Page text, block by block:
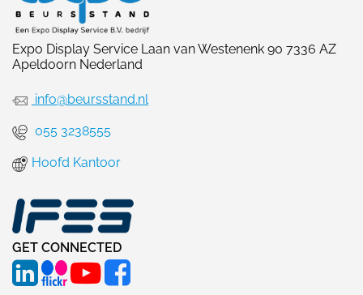
Expo Display Service Laan van Westenenk 90 7336 AZ
Apeldoorn Nederland
info@beursstand.nl
055 3238555
Hoofd Kantoor
GET CONNECTED